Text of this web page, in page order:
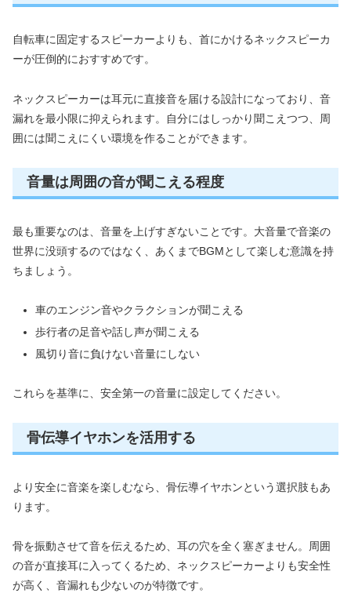
自転車に固定するスピーカーよりも、首にかけるネックスピーカ
ーが圧倒的におすすめです。
ネックスピーカーは耳元に直接音を届ける設計になっており、音
漏れを最小限に抑えられます。自分にはしっかり聞こえつつ、周
囲には聞こえにくい環境を作ることができます。
音量は周囲の音が聞こえる程度
最も重要なのは、音量を上げすぎないことです。大音量で音楽の
世界に没頭するのではなく、あくまでBGMとして楽しむ意識を持
ちましょう。
車のエンジン音やクラクションが聞こえる
歩行者の足音や話し声が聞こえる
風切り音に負けない音量にしない
これらを基準に、安全第一の音量に設定してください。
骨伝導イヤホンを活用する
より安全に音楽を楽しむなら、骨伝導イヤホンという選択肢もあ
ります。
骨を振動させて音を伝えるため、耳の穴を全く塞ぎません。周囲
の音が直接耳に入ってくるため、ネックスピーカーよりも安全性
が高く、音漏れも少ないのが特徴です。